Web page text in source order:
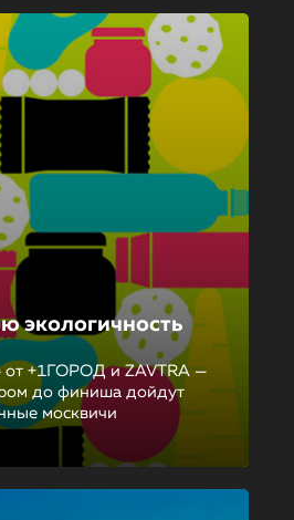
экологичность
от +1ГОРОД и ZAVTRA —
до финиша дойдут
москвичи